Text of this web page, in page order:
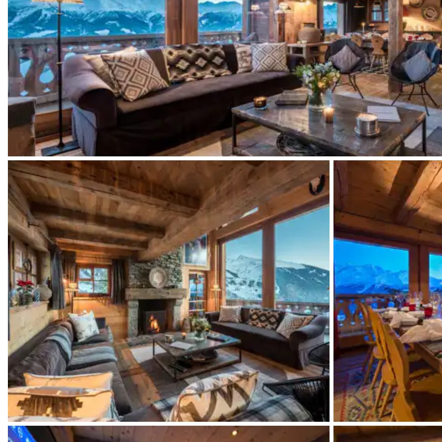
Chambre 3
Lit double inséparable Système son
Chambre 3 salle de bain
Attenante
Douche
WC
Vasque simple
Chambre 4
Lit superposé (2 lits simples) Système son
Chambre 4 salle de bain
Attenante
Baignoire
Vasque simple
Chambre 5
Lit double (2 lits simples) Système son
Salle de bain 5
Indépendante
Douche
WC
Vasque simple